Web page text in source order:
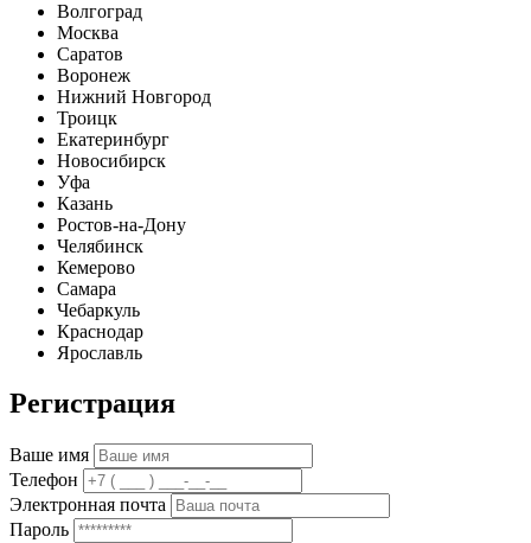
Волгоград
Москва
Саратов
Воронеж
Нижний Новгород
Троицк
Екатеринбург
Новосибирск
Уфа
Казань
Ростов-на-Дону
Челябинск
Кемерово
Самара
Чебаркуль
Краснодар
Ярославль
Регистрация
Ваше имя
Телефон
Электронная почта
Пароль